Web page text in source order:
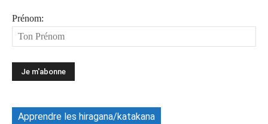
Prénom:
Apprendre les hiragana/katakana